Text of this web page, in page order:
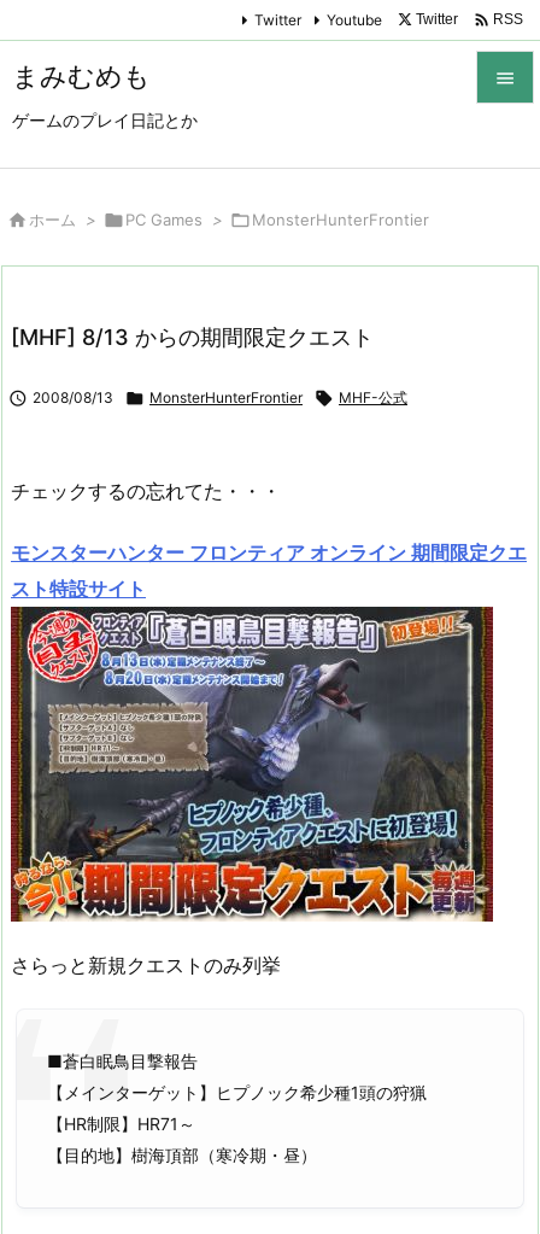
まみむめも
ゲームのプレイ日記とか

Twitter Youtube Twitter  RSS
 ホーム > PC Games > MonsterHunterFrontier
[MHF] 8/13 からの期間限定クエスト
 2008/08/13  MonsterHunterFrontier  MHF-公式
チェックするの忘れてた・・・
モンスターハンター フロンティア オンライン 期間限定クエ
スト特設サイト
さらっと新規クエストのみ列挙
■蒼白眠鳥目撃報告
【メインターゲット】ヒプノック希少種1頭の狩猟
【HR制限】HR71～
【目的地】樹海頂部（寒冷期・昼）